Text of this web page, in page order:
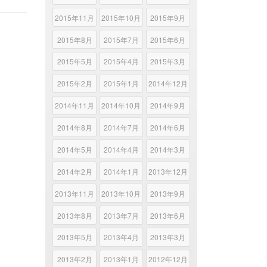
2015年11月 2015年10月 2015年9月
2015年8月 2015年7月 2015年6月
2015年5月 2015年4月 2015年3月
2015年2月 2015年1月 2014年12月
2014年11月 2014年10月 2014年9月
2014年8月 2014年7月 2014年6月
2014年5月 2014年4月 2014年3月
2014年2月 2014年1月 2013年12月
2013年11月 2013年10月 2013年9月
2013年8月 2013年7月 2013年6月
2013年5月 2013年4月 2013年3月
2013年2月 2013年1月 2012年12月